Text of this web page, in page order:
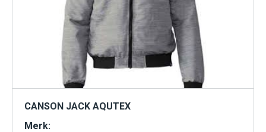
CANSON JACK AQUTEX
Merk: